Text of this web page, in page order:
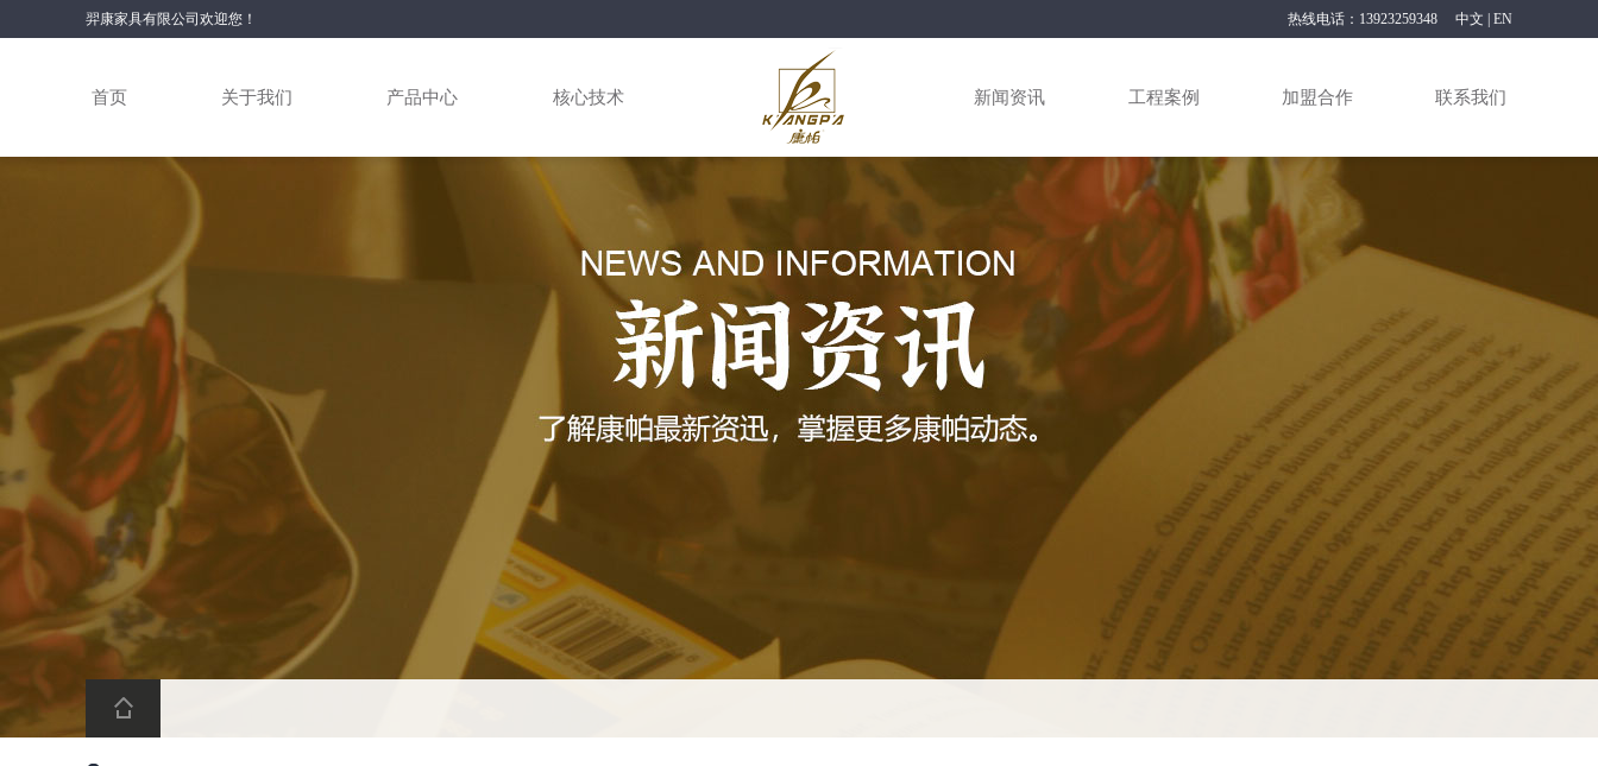
羿康家具有限公司欢迎您！ 中文 EN
热线电话：13923259348
首页 关于我们 产品中心 核心技术 新闻资讯 工程案例 加盟合作 联系我们